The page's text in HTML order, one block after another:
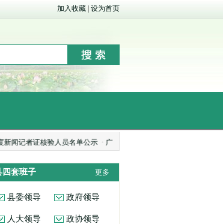
加入收藏 设为首页
者证核验人员名单公示·广昌新闻网2026年1月网络侵权举报受理
更多
四套班子
县委领导 政府领导
人大领导 政协领导